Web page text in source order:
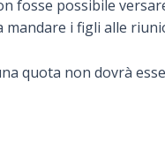
fosse possibile
mandare i figli alle
quota non dovrà